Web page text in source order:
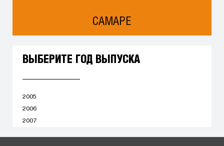
САМАРЕ
ВЫБЕРИТЕ ГОД ВЫПУСКА
2005
2006
2007